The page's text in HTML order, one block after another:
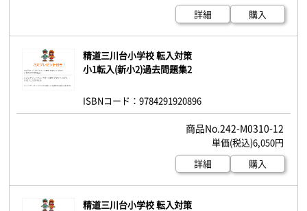
詳細
購入
精道三川台小学校 転入対策
小1転入(新小2)過去問題集2
ISBNコード：9784291920896
242-M0310-12
6,050円
詳細
購入
精道三川台小学校 転入対策